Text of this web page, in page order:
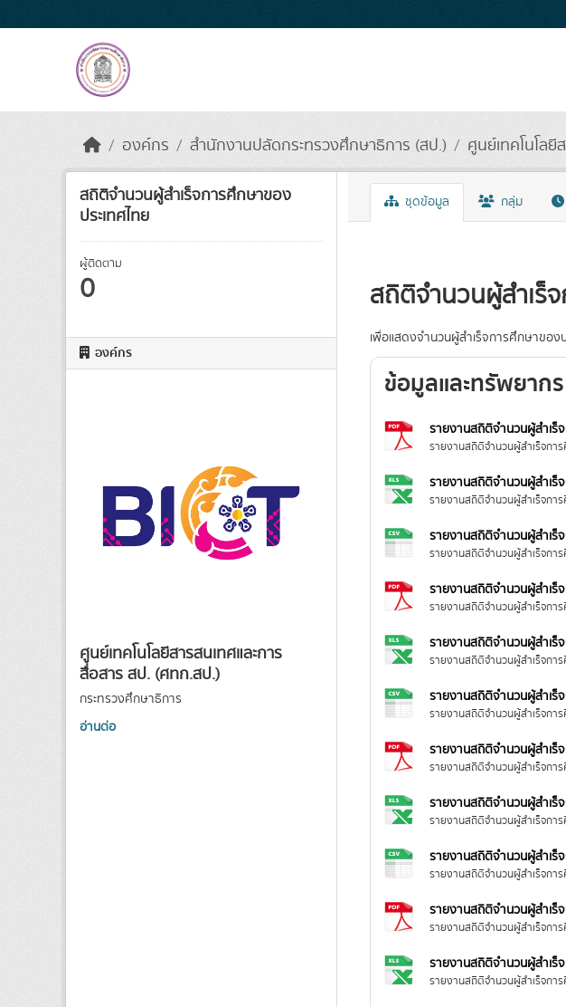
องค์กร สำนักงานปลัดกระทรวงศึกษาธิการ (สป.) ศูนย์เทคโนโลยี
สถิติจำนวนผู้สำเร็จการศึกษาของ
ประเทศไทย
ผู้ติดตาม
0
องค์กร
ศูนย์เทคโนโลยีสารสนเทศและการ
สื่อสาร สป. (ศทก.สป.)
กระทรวงศึกษาธิการ
อ่านต่อ
ชุดข้อมูล กลุ่ม
สถิติจำนวนผู้สำเร็
เพื่อแสดงจำนวนผู้สำเร็จการศึกษาของ
ข้อมูลและทรัพยากร
รายงานสถิติจำนวนผู้สำเร็
รายงานสถิติจำนวนผู้สำเร็
รายงานสถิติจำนวนผู้สำเร็
รายงานสถิติจำนวนผู้สำเร็
รายงานสถิติจำนวนผู้สำเร็
รายงานสถิติจำนวนผู้สำเร็
รายงานสถิติจำนวนผู้สำเร็
รายงานสถิติจำนวนผู้สำเร็
รายงานสถิติจำนวนผู้สำเร็
รายงานสถิติจำนวนผู้สำเร็
รายงานสถิติจำนวนผู้สำเร็